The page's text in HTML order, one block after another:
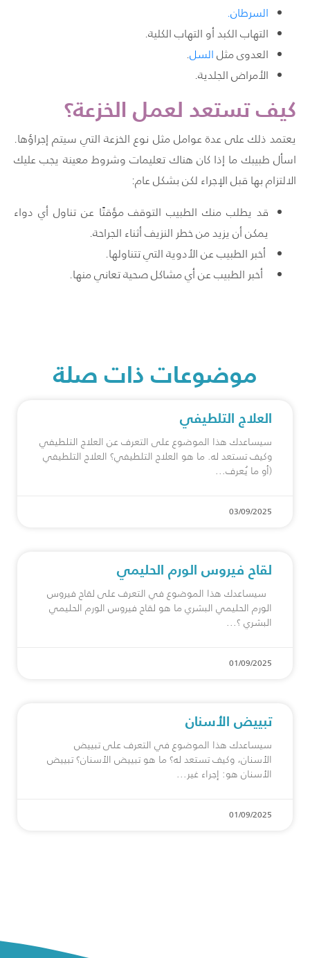
السرطان.
التهاب الكبد أو التهاب الكلية.
العدوى مثل السل.
الأمراض الجلدية.
كيف تستعد لعمل الخزعة؟
يعتمد ذلك على عدة عوامل مثل نوع الخزعة التي سيتم إجراؤها.
اسأل طبيبك ما إذا كان هناك تعليمات وشروط معينة يجب عليك
الالتزام بها قبل الإجراء لكن بشكل عام:
قد يطلب منك الطبيب التوقف مؤقتًا عن تناول أي دواء
يمكن أن يزيد من خطر النزيف أثناء الجراحة.
أخبر الطبيب عن الأدوية التي تتناولها.
أخبر الطبيب عن أي مشاكل صحية تعاني منها.
موضوعات ذات صلة
العلاج التلطيفي
سيساعدك هذا الموضوع على التعرف عن العلاج التلطيفي
وكيف تستعد له. ما هو العلاج التلطيفي؟ العلاج التلطيفي
(أو ما يُعرف
03/09/2025
لقاح فيروس الورم الحليمي
سيساعدك هذا الموضوع في التعرف على لقاح فيروس
الورم الحليمي البشري ما هو ⁠لقاح فيروس الورم الحليمي
البشري ؟
01/09/2025
تبييض الأسنان
سيساعدك هذا الموضوع في التعرف على تبييض
الأسنان، وكيف تستعد له؟ ما هو تبييض الأسنان؟ تبييض
الأسنان هو: إجراء غير
01/09/2025